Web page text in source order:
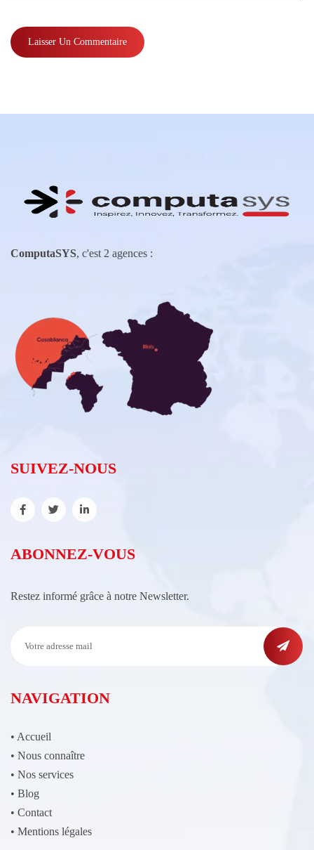
ComputaSYS, c'est 2 agences :
SUIVEZ-NOUS
ABONNEZ-VOUS
Restez informé grâce à notre Newsletter.
NAVIGATION
• Accueil
• Nous connaître
• Nos services
• Blog
• Contact
• Mentions légales